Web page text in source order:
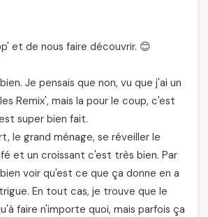
et de nous faire découvrir. 😊
Je pensais que non, vu que j'ai un
Remix', mais la pour le coup, c'est
super bien fait.
le grand ménage, se réveiller le
et un croissant c'est très bien. Par
voir qu'est ce que ça donne en a
En tout cas, je trouve que le
faire n'importe quoi, mais parfois ça